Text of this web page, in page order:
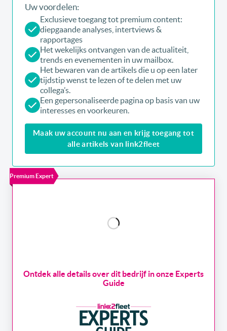
Uw voordelen:
Exclusieve toegang tot premium content:
diepgaande analyses, intertviews &
rapportages
Het wekelijks ontvangen van de actualiteit,
trends en evenementen in uw mailbox.
Het bewaren van de artikels die u op een later
tijdstip wenst te lezen of te delen met uw
collega’s.
Een gepersonaliseerde pagina op basis van uw
interesses en voorkeuren.
Maak uw account nu aan en krijg toegang tot
alle artikels van link2fleet
Premium Expert
Ontdek alle details over dit bedrijf in onze Experts
Guide